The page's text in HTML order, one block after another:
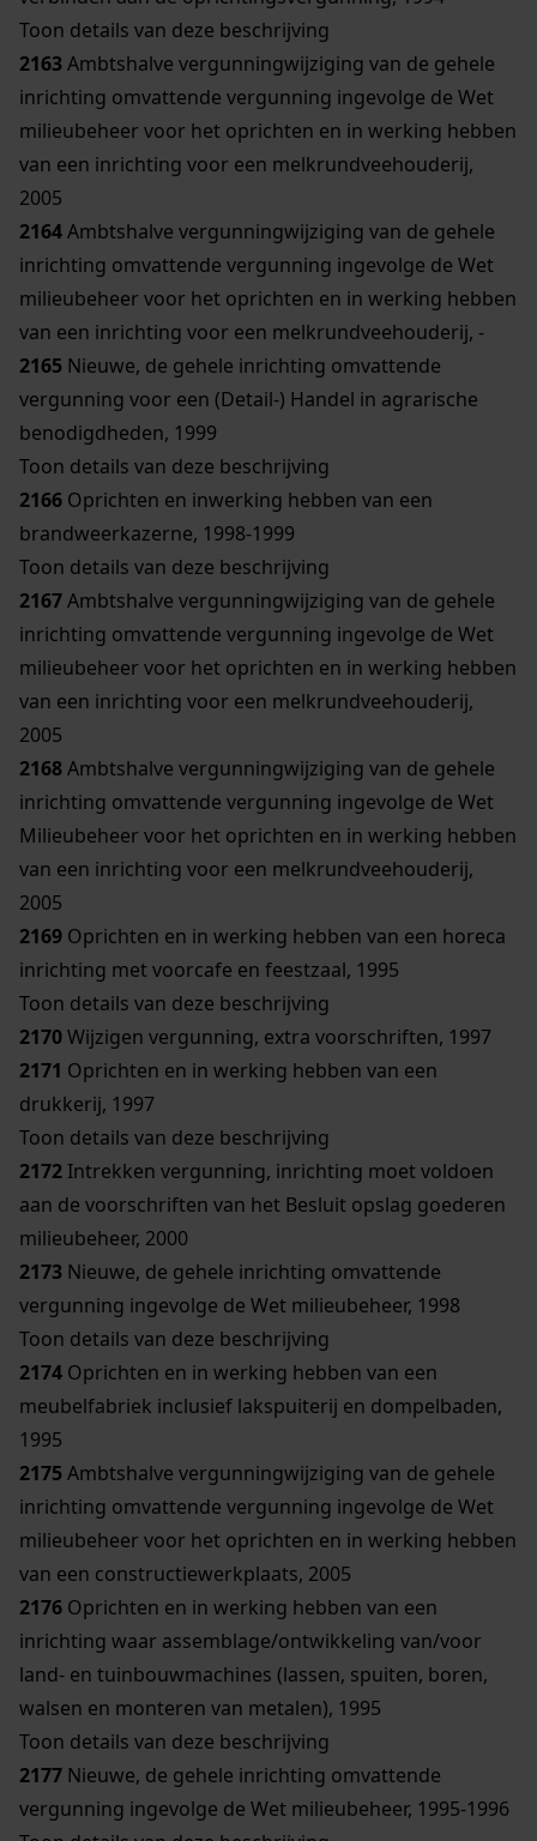
Toon details van deze beschrijving
2163Ambtshalve vergunningwijziging van de gehele
inrichting omvattende vergunning ingevolge de Wet
milieubeheer voor het oprichten en in werking hebben
van een inrichting voor een melkrundveehouderij,
2005
2164Ambtshalve vergunningwijziging van de gehele
inrichting omvattende vergunning ingevolge de Wet
milieubeheer voor het oprichten en in werking hebben
van een inrichting voor een melkrundveehouderij, -
2165 Nieuwe, de gehele inrichting omvattende
vergunning voor een (Detail-) Handel in agrarische
benodigdheden, 1999
Toon details van deze beschrijving
2166 Oprichten en inwerking hebben van een
brandweerkazerne, 1998-1999
Toon details van deze beschrijving
2167Ambtshalve vergunningwijziging van de gehele
inrichting omvattende vergunning ingevolge de Wet
milieubeheer voor het oprichten en in werking hebben
van een inrichting voor een melkrundveehouderij,
2005
2168Ambtshalve vergunningwijziging van de gehele
inrichting omvattende vergunning ingevolge de Wet
Milieubeheer voor het oprichten en in werking hebben
van een inrichting voor een melkrundveehouderij,
2005
2169 Oprichten en in werking hebben van een horeca
inrichting met voorcafe en feestzaal, 1995
Toon details van deze beschrijving
2170Wijzigen vergunning, extra voorschriften, 1997
2171 Oprichten en in werking hebben van een
drukkerij, 1997
Toon details van deze beschrijving
2172 Intrekken vergunning, inrichting moet voldoen
aan de voorschriften van het Besluit opslag goederen
milieubeheer, 2000
2173 Nieuwe, de gehele inrichting omvattende
vergunning ingevolge de Wet milieubeheer, 1998
Toon details van deze beschrijving
2174 Oprichten en in werking hebben van een
meubelfabriek inclusief lakspuiterij en dompelbaden,
1995
2175Ambtshalve vergunningwijziging van de gehele
inrichting omvattende vergunning ingevolge de Wet
milieubeheer voor het oprichten en in werking hebben
van een constructiewerkplaats, 2005
2176 Oprichten en in werking hebben van een
inrichting waar assemblage/ontwikkeling van/voor
land- en tuinbouwmachines (lassen, spuiten, boren,
walsen en monteren van metalen), 1995
Toon details van deze beschrijving
2177 Nieuwe, de gehele inrichting omvattende
vergunning ingevolge de Wet milieubeheer, 1995-1996